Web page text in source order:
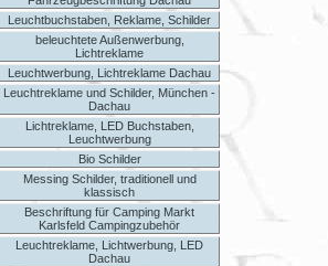
Leuchtbuchstaben, Reklame, Schilder
beleuchtete Außenwerbung,
Lichtreklame
Leuchtwerbung, Lichtreklame Dachau
Leuchtreklame und Schilder, München -
Dachau
Lichtreklame, LED Buchstaben,
Leuchtwerbung
Bio Schilder
Messing Schilder, traditionell und
klassisch
Beschriftung für Camping Markt
Karlsfeld Campingzubehör
Leuchtreklame, Lichtwerbung, LED
Dachau